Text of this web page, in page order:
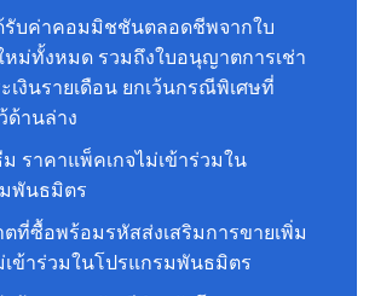
บค่าคอมมิชชันตลอดชีพจากใบ
ม่ทั้งหมด รวมถึงใบอนุญาตการเช่า
เงินรายเดือน ยกเว้นกรณีพิเศษที่
ด้านล่าง
ราคาแพ็คเกจไม่เข้าร่วมใน
พันธมิตร
ที่ซื้อพร้อมรหัสส่งเสริมการขายเพิ่ม
เข้าร่วมในโปรแกรมพันธมิตร